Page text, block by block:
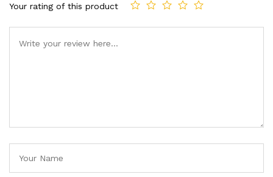
Your rating of this product